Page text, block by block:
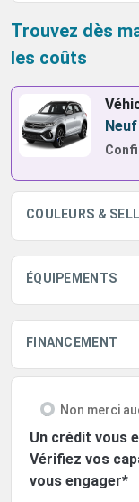
Trouvez dès
les coûts
COULEURS &
ÉQUIPEMENTS
FINANCEMENT
Non merci
Un crédit vous
Vérifiez vos
vous engager*